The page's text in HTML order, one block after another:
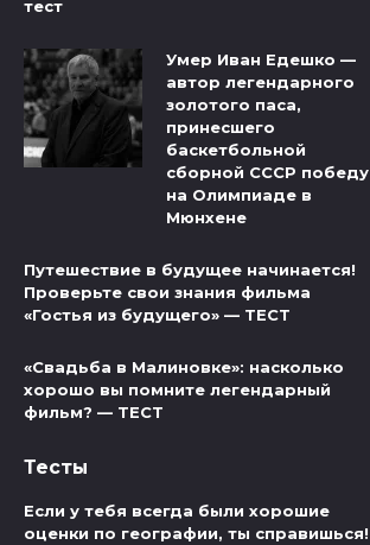
тест
Умер Иван Едешко —
автор легендарного
золотого паса,
принесшего
баскетбольной
сборной СССР победу
на Олимпиаде в
Мюнхене
Путешествие в будущее начинается!
Проверьте свои знания фильма
«Гостья из будущего» — ТЕСТ
«Свадьба в Малиновке»: насколько
хорошо вы помните легендарный
фильм? — ТЕСТ
Тесты
Если у тебя всегда были хорошие
оценки по географии, ты справишься!